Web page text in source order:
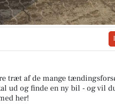
træt af de mange
ud og finde en ny bil - og vil
her!